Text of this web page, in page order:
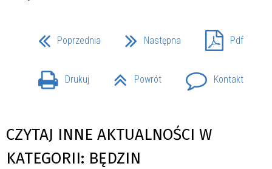
Poprzednia Następna Pdf
Drukuj Powrót Kontakt
CZYTAJ INNE AKTUALNOŚCI W
KATEGORII: BĘDZIN